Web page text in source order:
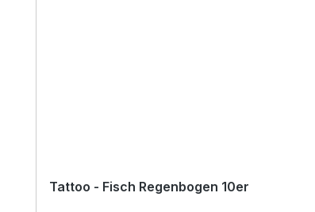
Tattoo - Fisch Regenbogen 10er